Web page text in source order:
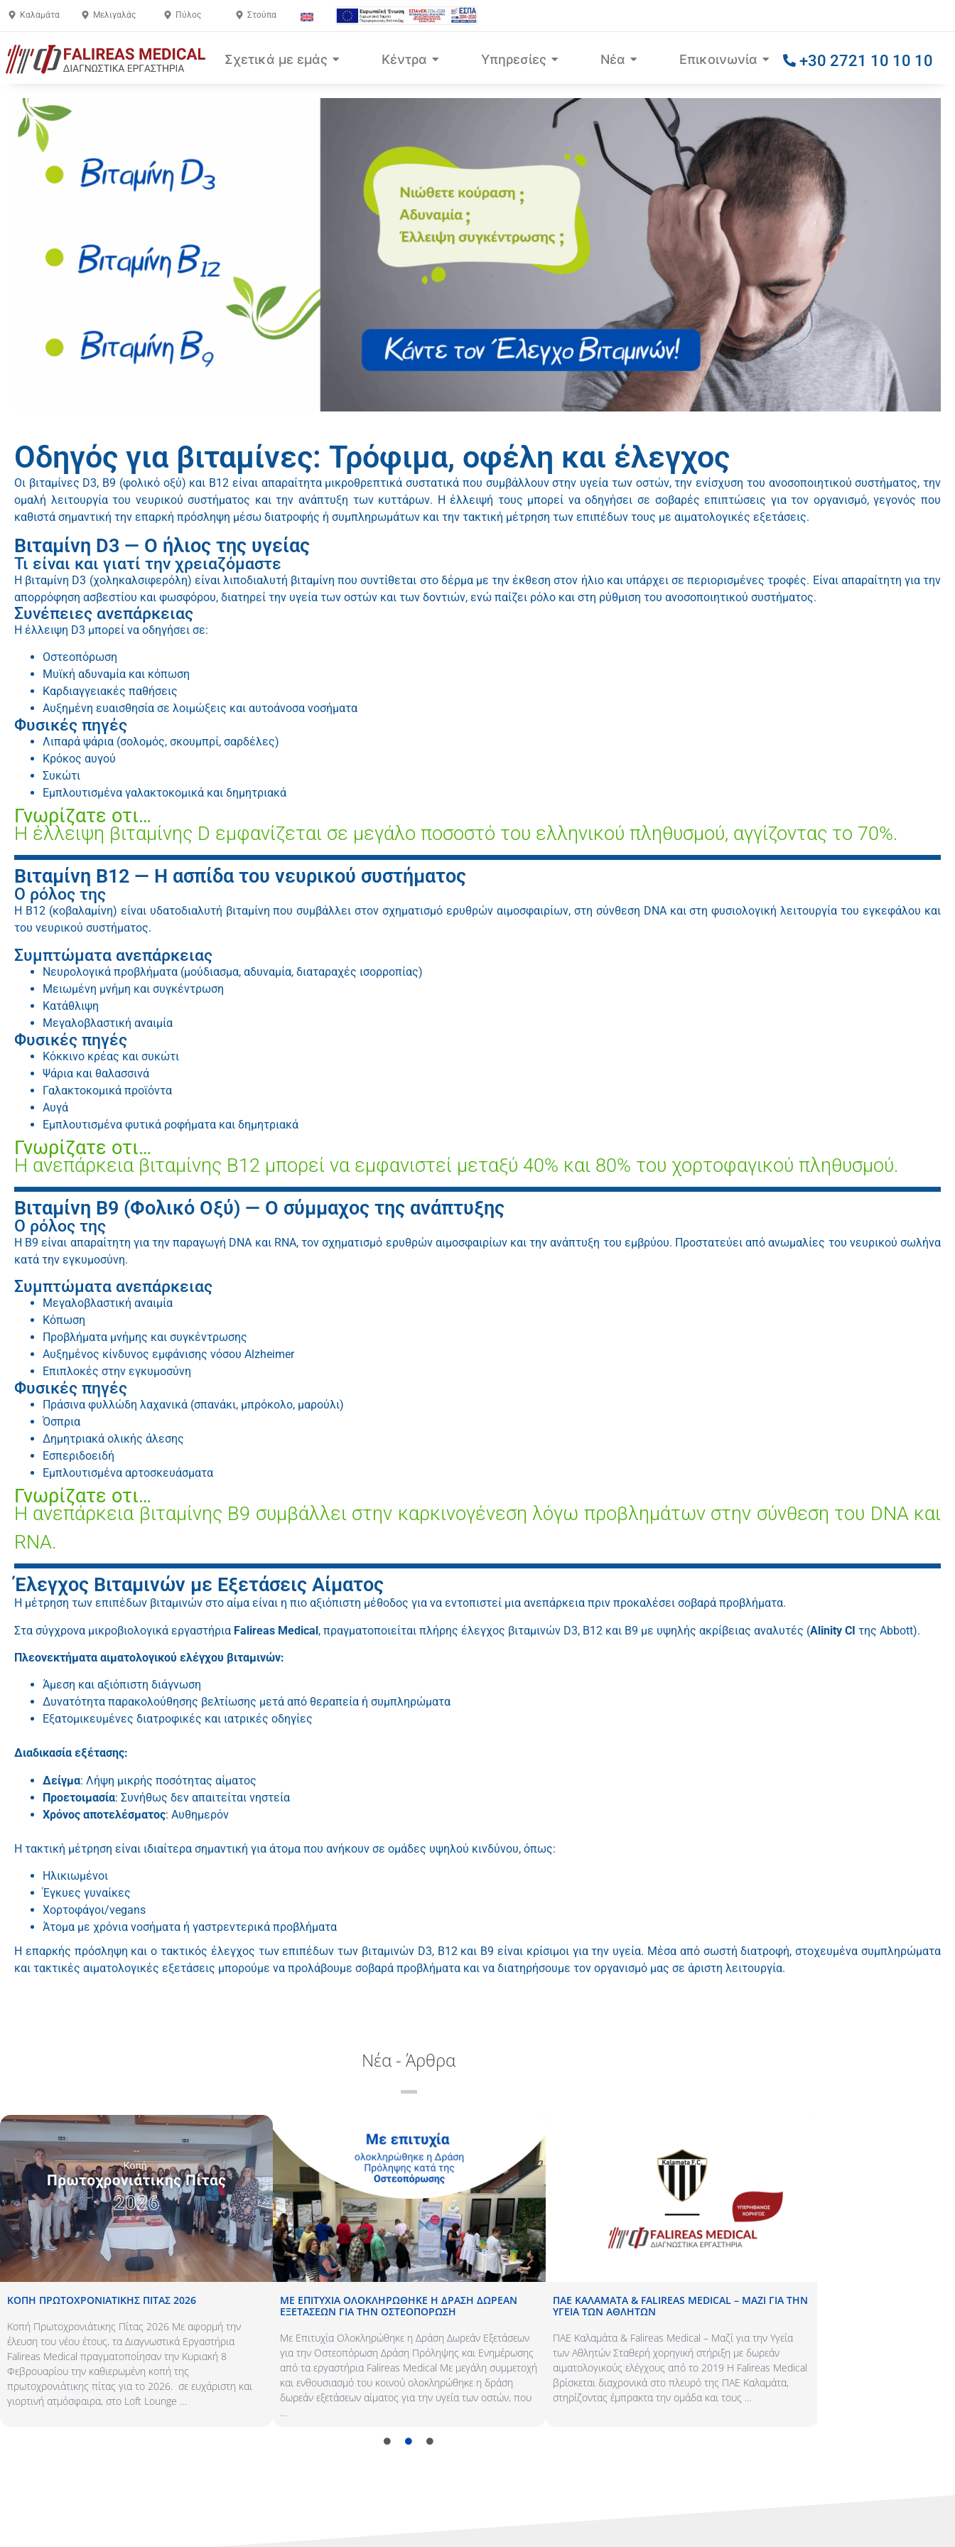
Καλαμάτα Μελιγαλάς Πύλος Στούπα
Σχετικά με εμάς Κέντρα Υπηρεσίες Νέα Επικοινωνία +30 2721 10 10 10
Οδηγός για βιταμίνες: Τρόφιμα, οφέλη και έλεγχος
Οι βιταμίνες D3, B9 (φολικό οξύ) και B12 είναι απαραίτητα μικροθρεπτικά συστατικά που συμβάλλουν στην υγεία των οστών, την ενίσχυση του ανοσοποιητικού συστήματος, την
ομαλή λειτουργία του νευρικού συστήματος και την ανάπτυξη των κυττάρων. Η έλλειψή τους μπορεί να οδηγήσει σε σοβαρές επιπτώσεις για τον οργανισμό, γεγονός που
καθιστά σημαντική την επαρκή πρόσληψη μέσω διατροφής ή συμπληρωμάτων και την τακτική μέτρηση των επιπέδων τους με αιματολογικές εξετάσεις.
Βιταμίνη D3 — Ο ήλιος της υγείας
Τι είναι και γιατί την χρειαζόμαστε
Η βιταμίνη D3 (χοληκαλσιφερόλη) είναι λιποδιαλυτή βιταμίνη που συντίθεται στο δέρμα με την έκθεση στον ήλιο και υπάρχει σε περιορισμένες τροφές. Είναι απαραίτητη για την
απορρόφηση ασβεστίου και φωσφόρου, διατηρεί την υγεία των οστών και των δοντιών, ενώ παίζει ρόλο και στη ρύθμιση του ανοσοποιητικού συστήματος.
Συνέπειες ανεπάρκειας
Η έλλειψη D3 μπορεί να οδηγήσει σε:
Οστεοπόρωση
Μυϊκή αδυναμία και κόπωση
Καρδιαγγειακές παθήσεις
Αυξημένη ευαισθησία σε λοιμώξεις και αυτοάνοσα νοσήματα
Φυσικές πηγές
Λιπαρά ψάρια (σολομός, σκουμπρί, σαρδέλες)
Κρόκος αυγού
Συκώτι
Εμπλουτισμένα γαλακτοκομικά και δημητριακά
Γνωρίζατε οτι…
Η έλλειψη βιταμίνης D εμφανίζεται σε μεγάλο ποσοστό του ελληνικού πληθυσμού, αγγίζοντας το 70%.
Βιταμίνη B12 — Η ασπίδα του νευρικού συστήματος
Ο ρόλος της
Η B12 (κοβαλαμίνη) είναι υδατοδιαλυτή βιταμίνη που συμβάλλει στον σχηματισμό ερυθρών αιμοσφαιρίων, στη σύνθεση DNA και στη φυσιολογική λειτουργία του εγκεφάλου και
του νευρικού συστήματος.
Συμπτώματα ανεπάρκειας
Νευρολογικά προβλήματα (μούδιασμα, αδυναμία, διαταραχές ισορροπίας)
Μειωμένη μνήμη και συγκέντρωση
Κατάθλιψη
Μεγαλοβλαστική αναιμία
Φυσικές πηγές
Κόκκινο κρέας και συκώτι
Ψάρια και θαλασσινά
Γαλακτοκομικά προϊόντα
Αυγά
Εμπλουτισμένα φυτικά ροφήματα και δημητριακά
Γνωρίζατε οτι…
Η ανεπάρκεια βιταμίνης Β12 μπορεί να εμφανιστεί μεταξύ 40% και 80% του χορτοφαγικού πληθυσμού.
Βιταμίνη B9 (Φολικό Οξύ) — Ο σύμμαχος της ανάπτυξης
Ο ρόλος της
Η B9 είναι απαραίτητη για την παραγωγή DNA και RNA, τον σχηματισμό ερυθρών αιμοσφαιρίων και την ανάπτυξη του εμβρύου. Προστατεύει από ανωμαλίες του νευρικού σωλήνα
κατά την εγκυμοσύνη.
Συμπτώματα ανεπάρκειας
Μεγαλοβλαστική αναιμία
Κόπωση
Προβλήματα μνήμης και συγκέντρωσης
Αυξημένος κίνδυνος εμφάνισης νόσου Alzheimer
Επιπλοκές στην εγκυμοσύνη
Φυσικές πηγές
Πράσινα φυλλώδη λαχανικά (σπανάκι, μπρόκολο, μαρούλι)
Όσπρια
Δημητριακά ολικής άλεσης
Εσπεριδοειδή
Εμπλουτισμένα αρτοσκευάσματα
Γνωρίζατε οτι…
Η ανεπάρκεια βιταμίνης Β9 συμβάλλει στην καρκινογένεση λόγω προβλημάτων στην σύνθεση του DNA και
RNA.
Έλεγχος Βιταμινών με Εξετάσεις Αίματος
Η μέτρηση των επιπέδων βιταμινών στο αίμα είναι η πιο αξιόπιστη μέθοδος για να εντοπιστεί μια ανεπάρκεια πριν προκαλέσει σοβαρά προβλήματα.
Στα σύγχρονα μικροβιολογικά εργαστήρια Falireas Medical, πραγματοποιείται πλήρης έλεγχος βιταμινών D3, B12 και B9 με υψηλής ακρίβειας αναλυτές (Alinity CI της Abbott).
Πλεονεκτήματα αιματολογικού ελέγχου βιταμινών:
Άμεση και αξιόπιστη διάγνωση
Δυνατότητα παρακολούθησης βελτίωσης μετά από θεραπεία ή συμπληρώματα
Εξατομικευμένες διατροφικές και ιατρικές οδηγίες
Διαδικασία εξέτασης:
Δείγμα: Λήψη μικρής ποσότητας αίματος
Προετοιμασία: Συνήθως δεν απαιτείται νηστεία
Χρόνος αποτελέσματος: Αυθημερόν
Η τακτική μέτρηση είναι ιδιαίτερα σημαντική για άτομα που ανήκουν σε ομάδες υψηλού κινδύνου, όπως:
Ηλικιωμένοι
Έγκυες γυναίκες
Χορτοφάγοι/vegans
Άτομα με χρόνια νοσήματα ή γαστρεντερικά προβλήματα
Η επαρκής πρόσληψη και ο τακτικός έλεγχος των επιπέδων των βιταμινών D3, B12 και B9 είναι κρίσιμοι για την υγεία. Μέσα από σωστή διατροφή, στοχευμένα συμπληρώματα
και τακτικές αιματολογικές εξετάσεις μπορούμε να προλάβουμε σοβαρά προβλήματα και να διατηρήσουμε τον οργανισμό μας σε άριστη λειτουργία.
Νέα - Άρθρα
ΚΟΠΉ ΠΡΩΤΟΧΡΟΝΙΆΤΙΚΗΣ ΠΊΤΑΣ 2026
Κοπή Πρωτοχρονιάτικης Πίτας 2026 Με αφορμή την
έλευση του νέου έτους, τα Διαγνωστικά Εργαστήρια
Falireas Medical πραγματοποίησαν την Κυριακή 8
Φεβρουαρίου την καθιερωμένη κοπή της
πρωτοχρονιάτικης πίτας για το 2026. σε ευχάριστη και
γιορτινή ατμόσφαιρα, στο Loft Lounge …
ΜΕ ΕΠΙΤΥΧΊΑ ΟΛΟΚΛΗΡΏΘΗΚΕ Η ΔΡΆΣΗ ΔΩΡΕΆΝ
ΕΞΕΤΆΣΕΩΝ ΓΙΑ ΤΗΝ ΟΣΤΕΟΠΌΡΩΣΗ​
Με Επιτυχία Ολοκληρώθηκε η Δράση Δωρεάν Εξετάσεων
για την Οστεοπόρωση​ Δράση Πρόληψης και Ενημέρωσης
από τα εργαστήρια Falireas Medical Με μεγάλη συμμετοχή
και ενθουσιασμό του κοινού ολοκληρώθηκε η δράση
δωρεάν εξετάσεων αίματος για την υγεία των οστών, που
…
ΠΑΕ ΚΑΛΑΜΆΤΑ & FALIREAS MEDICAL – ΜΑΖΊ ΓΙΑ ΤΗΝ
ΥΓΕΊΑ ΤΩΝ ΑΘΛΗΤΏΝ
ΠΑΕ Καλαμάτα & Falireas Medical – Μαζί για την Υγεία
των Αθλητών Σταθερή χορηγική στήριξη με δωρεάν
αιματολογικούς ελέγχους από το 2019 Η Falireas Medical
βρίσκεται διαχρονικά στο πλευρό της ΠΑΕ Καλαμάτα,
στηρίζοντας έμπρακτα την ομάδα και τους …